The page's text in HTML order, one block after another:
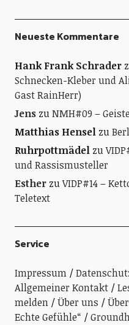
Neueste Kommentare
Hank Frank Schrader
Schnecken-Kleber und
Gast RainHerr)
JenszuNMH#09 –
Matthias Henselzu
Ruhrpottmädelzu
und Rassismusteller
EstherzuVIDP#14 –
Teletext
Service
Impressum
Allgemeiner Kontakt
melden
Über uns
Echte Gefühle“